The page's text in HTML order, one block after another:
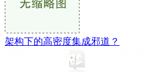
架构下的高密度集成邪道？